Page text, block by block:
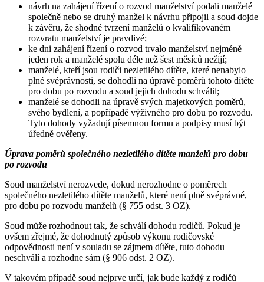
návrh na zahájení řízení o rozvod manželství podali manželé
společně nebo se druhý manžel k návrhu připojil a soud dojde
k závěru, že shodné tvrzení manželů o kvalifikovaném
rozvratu manželství je pravdivé;
ke dni zahájení řízení o rozvod trvalo manželství nejméně
jeden rok a manželé spolu déle než šest měsíců nežijí;
manželé, kteří jsou rodiči nezletilého dítěte, které nenabylo
plné svéprávnosti, se dohodli na úpravě poměrů tohoto dítěte
pro dobu po rozvodu a soud jejich dohodu schválil;
manželé se dohodli na úpravě svých majetkových poměrů,
svého bydlení, a popřípadě výživného pro dobu po rozvodu.
Tyto dohody vyžadují písemnou formu a podpisy musí být
úředně ověřeny.
Úprava poměrů společného nezletilého dítěte manželů pro dobu
po rozvodu
Soud manželství nerozvede, dokud nerozhodne o poměrech
společného nezletilého dítěte manželů, které není plně svéprávné,
pro dobu po rozvodu manželů (§ 755 odst. 3 OZ).
Soud může rozhodnout tak, že schválí dohodu rodičů. Pokud je
ovšem zřejmé, že dohodnutý způsob výkonu rodičovské
odpovědnosti není v souladu se zájmem dítěte, tuto dohodu
neschválí a rozhodne sám (§ 906 odst. 2 OZ).
V takovém případě soud nejprve určí, jak bude každý z rodičů